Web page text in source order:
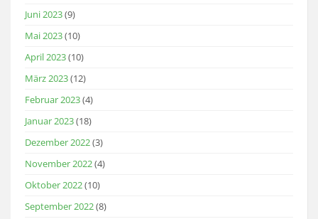
Juni 2023(9)
Mai 2023(10)
April 2023(10)
März 2023(12)
Februar 2023(4)
Januar 2023(18)
Dezember 2022(3)
November 2022(4)
Oktober 2022(10)
September 2022(8)